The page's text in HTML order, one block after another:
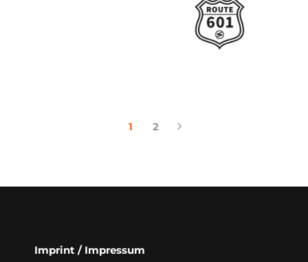
1 2
Imprint / Impressum